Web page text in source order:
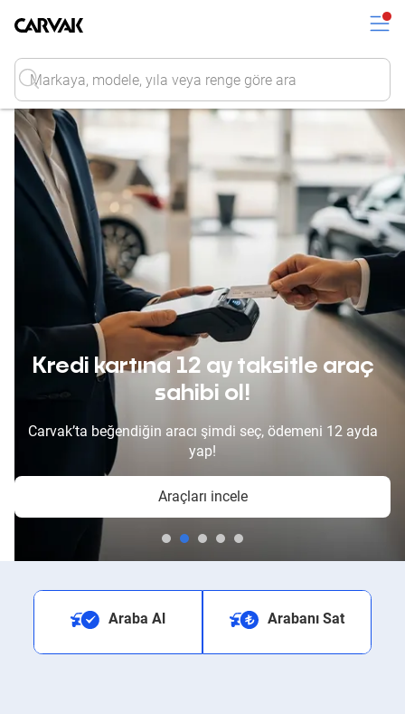
Kavak
Input
Kredi kartına 12 ay taksitle araç
sahibi ol!
Carvak’ta beğendiğin aracı şimdi seç, ödemeni 12 ayda
yap!
Araçları incele
Araba Al Arabanı Sat